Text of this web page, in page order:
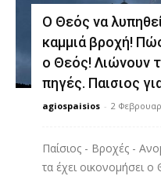
Ο Θεός να
καμμιά βροχή!
ο Θεός! Λιώνουν
πηγές. Παισιος
agiospaisios - 2
Παίσιος - Βροχές -
τα έχει οικονομήσει